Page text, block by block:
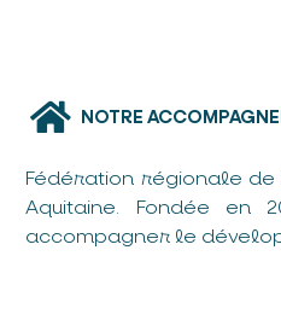
NOTRE
Fédération régionale
Aquitaine. Fondée en
accompagner le